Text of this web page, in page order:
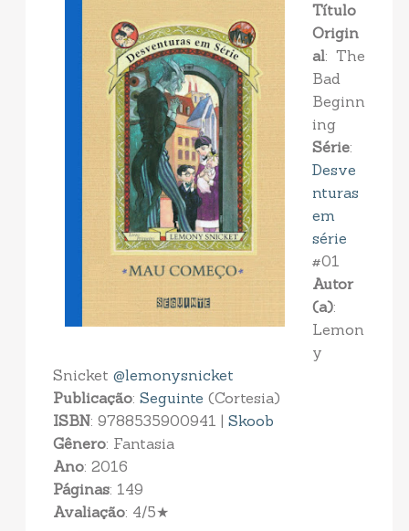
Título
Origin
al: The
Bad
Beginn
ing
Série:
Desve
nturas
em
série
#01
Autor
(a):
Lemon
y
Snicket @lemonysnicket
Publicação: Seguinte (Cortesia)
ISBN: 9788535900941 | Skoob
Gênero: Fantasia
Ano: 2016
Páginas: 149
Avaliação: 4/5★